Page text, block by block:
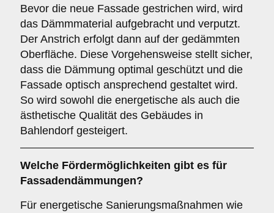
Bevor die neue Fassade gestrichen wird, wird
das Dämmmaterial aufgebracht und verputzt.
Der Anstrich erfolgt dann auf der gedämmten
Oberfläche. Diese Vorgehensweise stellt sicher,
dass die Dämmung optimal geschützt und die
Fassade optisch ansprechend gestaltet wird.
So wird sowohl die energetische als auch die
ästhetische Qualität des Gebäudes in
Bahlendorf gesteigert.
Welche Fördermöglichkeiten gibt es für
Fassadendämmungen?
Für energetische Sanierungsmaßnahmen wie